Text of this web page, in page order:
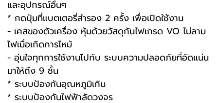
และอุปกรณ์อื่นๆ
* กดปุ่มที่แบตเตอรี่สำรอง 2 ครั้ง เพื่อเปิดใช้งาน
- เคสของตัวเครื่อง หุ้มด้วยวัสดุกันไฟเกรด VO ไม่ลาม
ไฟเมื่อเกิดการไหม้
- อุ่นใจทุกการใช้งานไปกับ ระบบความปลอดภัยที่อัดแน่น
มาให้ถึง 9 ชั้น
* ระบบป้องกันอุณหภูมิเกิน
* ระบบป้องกันไฟฟ้าลัดวงจร